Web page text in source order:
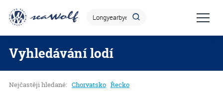
Vyhledávání lodí
Nejčastěji hledané: Chorvatsko Řecko